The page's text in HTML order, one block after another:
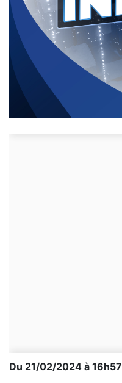
Du 21/02/2024 à 16h57